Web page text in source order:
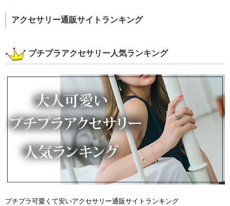
アクセサリー通販サイトランキング
プチプラアクセサリー人気ランキング
プチプラ可愛くて安いアクセサリー通販サイトランキング